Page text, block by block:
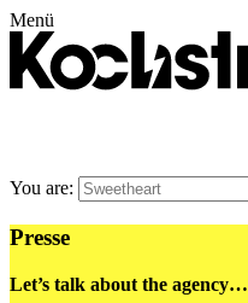
Menü
You are:
Presse
Let’s talk about the agency…